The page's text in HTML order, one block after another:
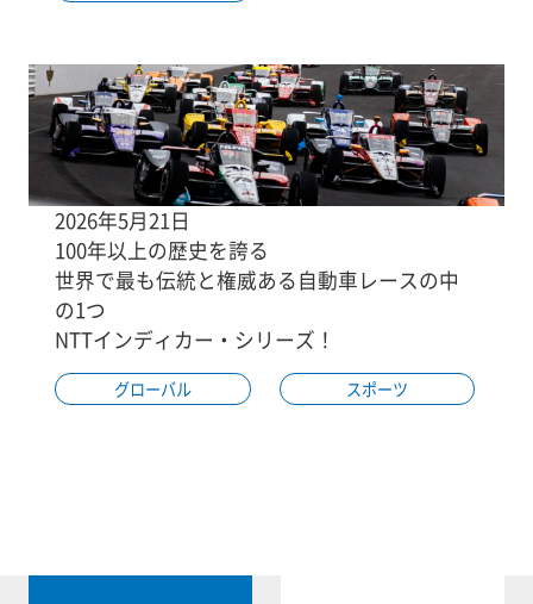
2026年5月21日
100年以上の歴史を誇る
世界で最も伝統と権威ある自動車レースの中
の1つ
NTTインディカー・シリーズ！
グローバル スポーツ